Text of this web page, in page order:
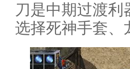
刀是中期过渡
选择死神手套、